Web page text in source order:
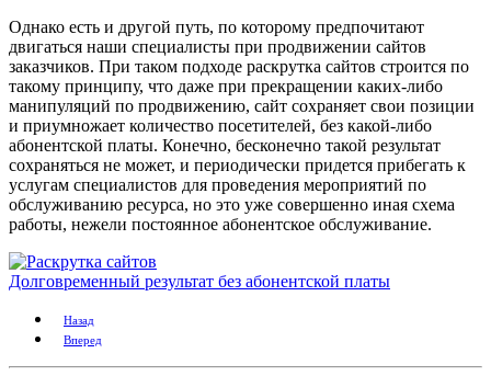
Однако есть и другой путь, по которому предпочитают
двигаться наши специалисты при продвижении сайтов
заказчиков. При таком подходе раскрутка сайтов строится по
такому принципу, что даже при прекращении каких-либо
манипуляций по продвижению, сайт сохраняет свои позиции
и приумножает количество посетителей, без какой-либо
абонентской платы. Конечно, бесконечно такой результат
сохраняться не может, и периодически придется прибегать к
услугам специалистов для проведения мероприятий по
обслуживанию ресурса, но это уже совершенно иная схема
работы, нежели постоянное абонентское обслуживание.
Долговременный результат без абонентской платы
Назад
Вперед